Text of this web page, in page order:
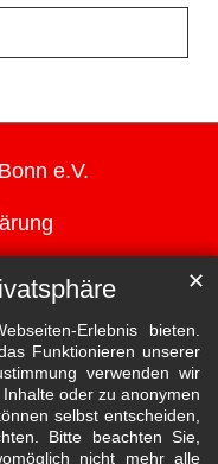
Erlebnis bieten.
Funktionieren unserer
verwenden wir
oder zu anonymen
selbst entscheiden,
Bitte beachten Sie,
nicht mehr alle
✕
e.V.